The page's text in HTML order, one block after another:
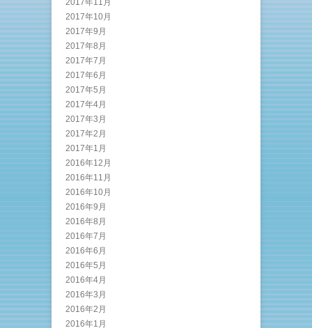
2017年10月
2017年9月
2017年8月
2017年7月
2017年6月
2017年5月
2017年4月
2017年3月
2017年2月
2017年1月
2016年12月
2016年11月
2016年10月
2016年9月
2016年8月
2016年7月
2016年6月
2016年5月
2016年4月
2016年3月
2016年2月
2016年1月